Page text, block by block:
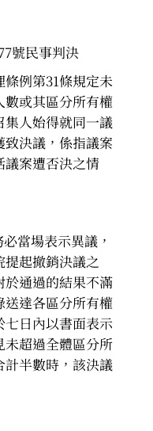
號民事判決
條例第31條規定未
或其區分所有權
集人始得就同一議
決議，係指議案
議案遭否決之情
當場表示異議，
起撤銷決議之
通過的結果不滿
達各區分所有權
日內以書面表示
超過全體區分所
半數時，該決議